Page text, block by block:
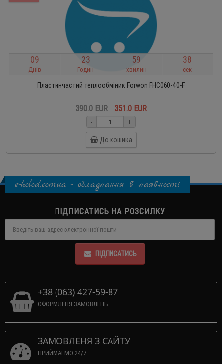
09
Днів
23
Годин
59
хвилин
38
сек
Пластинчастий теплообміник Forwon FHC060-40-F
390.0 EUR 351.0 EUR
- +
До кошика
e-holod.com.ua - обладнання в наявності
ПІДПИСАТИСЬ НА РОЗСИЛКУ
ПІДПИСАТИСЬ
+38 (063) 427-59-87
ОФОРМЛЕНЯ ЗАМОВЛЕНЬ
ЗАМОВЛЕНЯ З САЙТУ
ПРИЙМАЕМО 24/7